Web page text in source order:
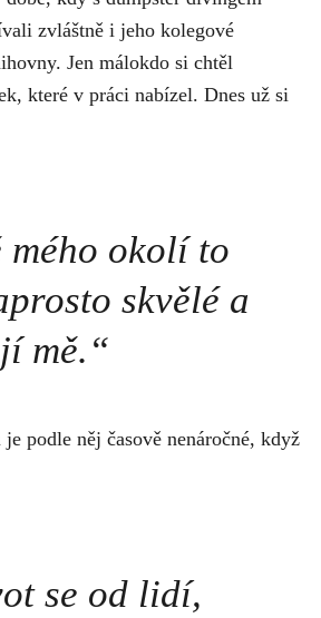
zvláštně i jeho kolegové
Jen málokdo si chtěl
které v práci nabízel. Dnes už si
mého okolí to
skvělé a
mě. “
podle něj časově nenáročné, když
se od lidí,